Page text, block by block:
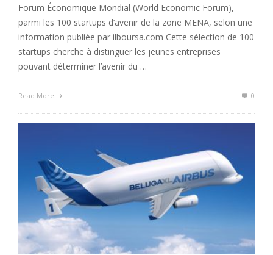
Forum Économique Mondial (World Economic Forum),
parmi les 100 startups d’avenir de la zone MENA, selon une
information publiée par ilboursa.com Cette sélection de 100
startups cherche à distinguer les jeunes entreprises
pouvant déterminer l’avenir du …
Read More 0